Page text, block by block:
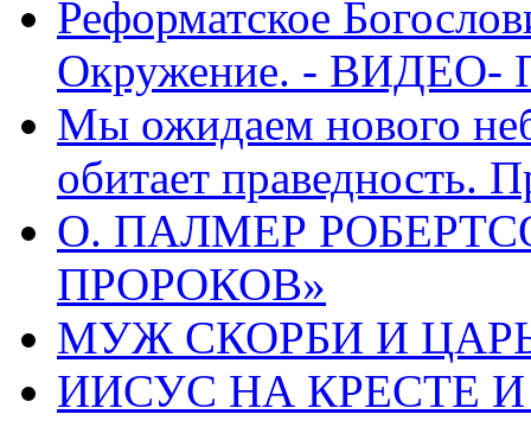
Реформатское
Окружение. - ВИДЕО-
Мы ожидаем нового
обитает праведность.
О. ПАЛМЕР
ПРОРОКОВ»
МУЖ СКОРБИ И ЦАРЬ
ИИСУС НА КРЕСТЕ